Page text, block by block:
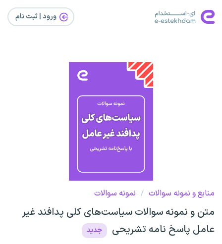
ورود | ثبت‌ نام
منابع و نمونه سوالات / نمونه سوالات
متن و نمونه سوالات سیاست‌های کلی پدافند غیر
عامل پاسخ نامه تشریحی
جدید